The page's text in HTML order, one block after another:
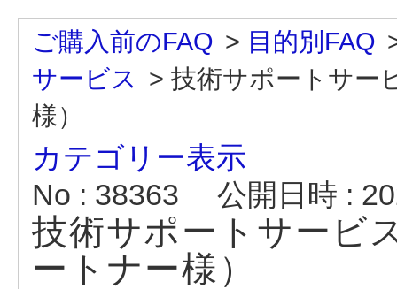
ご購入前のFAQ > 目的別FAQ
サービス > 技術サポートサー
様）
カテゴリー表示
No : 38363
公開日時 :
技術サポートサービ
ートナー様）